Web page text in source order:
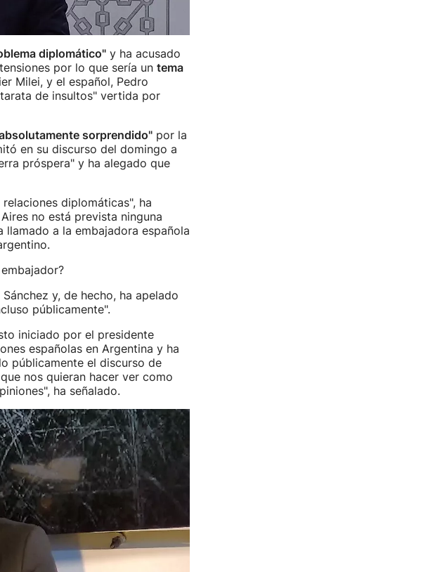
diplomático"y ha acusado
por lo que sería un tema
Milei, y el español, Pedro
de insultos" vertida por
sorprendido"por la
en su discurso del domingo a
próspera" y ha alegado que
diplomáticas", ha
no está prevista ninguna
llamado a la embajadora española
y, de hecho, ha apelado
públicamente".
iniciado por el presidente
españolas en Argentina y ha
públicamente el discurso de
nos quieran hacer ver como
ha señalado.